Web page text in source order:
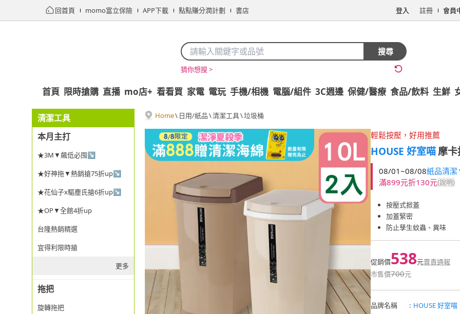
回首頁 momo富立保險 APP下載 點點賺分潤計劃 書店 登入 註冊 會員
搜尋
猜你想搜 >
首頁 限時搶購 直播 mo店+ 看看買 家電 電玩 手機/相機 電腦/組件 3C週邊 保健/醫療 食品/飲料 生鮮
清潔工具
本月主打
★3M▼飆低必囤↘
★好神拖▼熱銷搶75折up↘
★花仙子x驅塵氏搶6折up↘
★OP▼全館4折up
台隆熱銷精選
宜得利限時搶
更多
拖把
旋轉拖把
Home\ 日用/紙品\清潔工具\垃圾桶
輕鬆按壓，好用推薦
HOUSE 好室喵摩
08/01~08/08紙品清
滿899元折130元(說明)
按壓式掀蓋
加蓋緊密
防止孳生蚊蟲、異味
促銷價538元賣貴通報
市售價700元
品牌名稱 : HOUSE 好室喵